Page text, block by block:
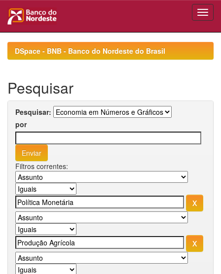
navigationDSpace - BNB - Banco do Nordeste do Brasil
Pesquisar
Pesquisar:
por
Filtros correntes: